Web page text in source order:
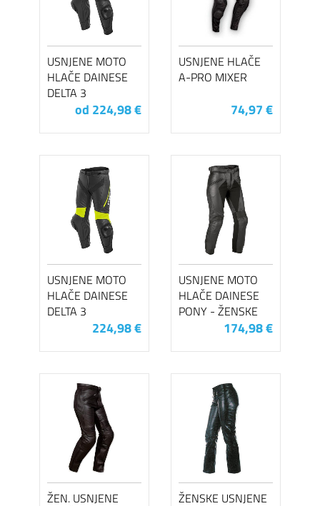
USNJENE MOTO
HLAČE DAINESE
DELTA 3
od 224,98 €
USNJENE HLAČE
A-PRO MIXER
74,97 €
USNJENE MOTO
HLAČE DAINESE
DELTA 3
224,98 €
USNJENE MOTO
HLAČE DAINESE
PONY - ŽENSKE
174,98 €
ŽEN. USNJENE
ŽENSKE USNJENE